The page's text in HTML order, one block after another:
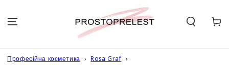
Кошик
Професійна косметика
Rosa Graf